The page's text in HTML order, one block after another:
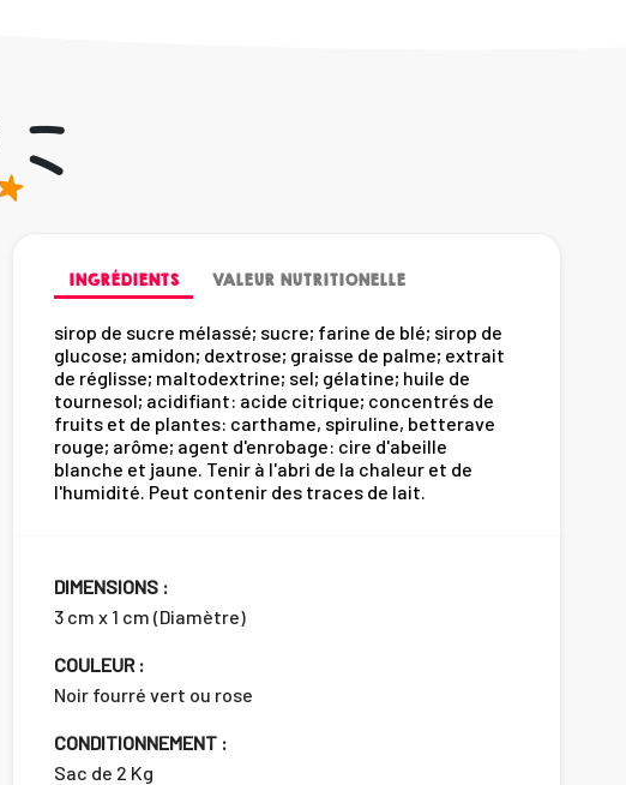
INGRÉDIENTS VALEUR NUTRITIONELLE
sirop de sucre mélassé; sucre; farine de blé; sirop de
glucose; amidon; dextrose; graisse de palme; extrait
de réglisse; maltodextrine; sel; gélatine; huile de
tournesol; acidifiant: acide citrique; concentrés de
fruits et de plantes: carthame, spiruline, betterave
rouge; arôme; agent d'enrobage: cire d'abeille
blanche et jaune. Tenir à l'abri de la chaleur et de
l'humidité. Peut contenir des traces de lait.
DIMENSIONS :
3 cm x 1 cm (Diamètre)
COULEUR :
Noir fourré vert ou rose
CONDITIONNEMENT :
Sac de 2 Kg